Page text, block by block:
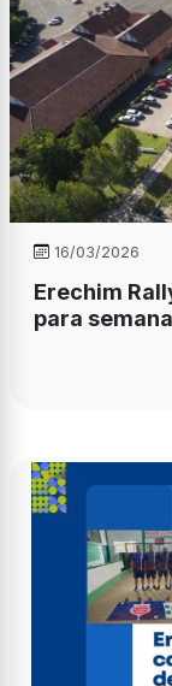
16/03/2026
Erechim
para